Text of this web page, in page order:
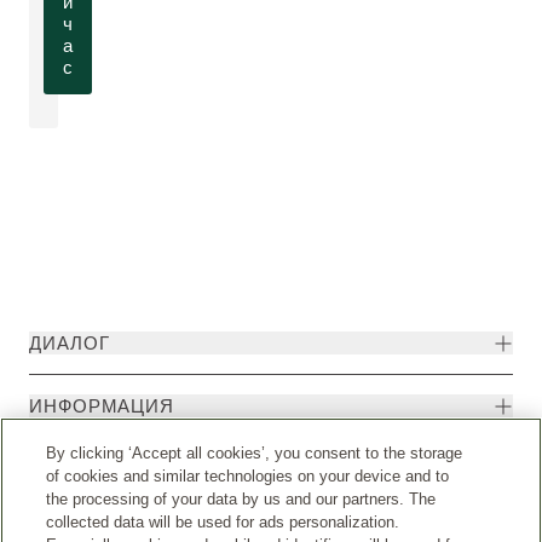
ч
а
с
ДИАЛОГ
ИНФОРМАЦИЯ
By clicking ‘Accept all cookies’, you consent to the storage
of cookies and similar technologies on your device and to
the processing of your data by us and our partners. The
collected data will be used for ads personalization.